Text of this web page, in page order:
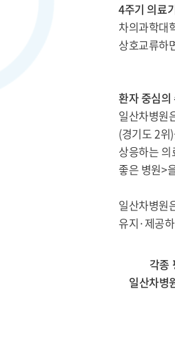
4주기 의료
차의과학대
상호교류하
환자 중심
일산차병원
(경기도 2위
상응하는
좋은 병원>
일산차병원
유지·제공
각종
일산차병